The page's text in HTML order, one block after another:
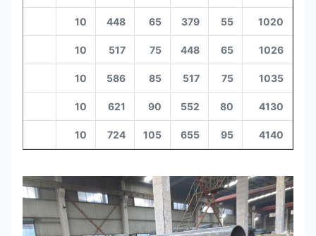
1020
55
379
65
448
10
1026
65
448
75
517
10
1035
75
517
85
586
10
4130
80
552
90
621
10
4140
95
655
105
724
10